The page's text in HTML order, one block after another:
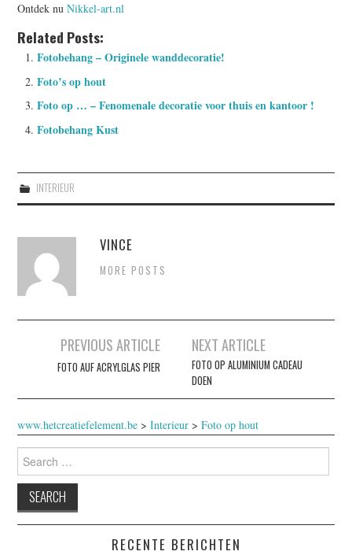
Ontdek nuNikkel-art.nl
Related Posts:
Fotobehang – Originele wanddecoratie!
Foto’s op hout
Foto op … – Fenomenale decoratie voor thuis en kantoor !
Fotobehang Kust
INTERIEUR
VINCE
MORE POSTS
navigation
PREVIOUS ARTICLE
FOTO AUF ACRYLGLAS PIER
NEXT ARTICLE
FOTO OP ALUMINIUM CADEAU
DOEN
www.hetcreatiefelement.be >Interieur >Foto op hout
for:
RECENTE BERICHTEN